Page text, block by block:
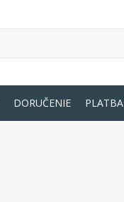
DORUČENIE PLATBA